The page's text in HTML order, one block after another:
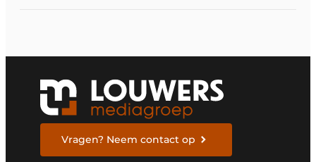
Vragen? Neem contact op